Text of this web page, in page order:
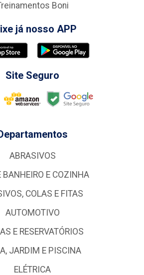
Boni
já nosso APP
Site Seguro
ABRASIVOS
BANHEIRO E COZINHA
COLAS E FITAS
AUTOMOTIVO
E RESERVATÓRIOS
JARDIM E PISCINA
ELÉTRICA